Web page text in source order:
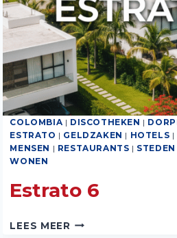
COLOMBIA | DISCOTHEKEN |
ESTRATO | GELDZAKEN | HOTELS |
MENSEN | RESTAURANTS | STEDEN
WONEN
Estrato 6
LEES MEERESTRATO